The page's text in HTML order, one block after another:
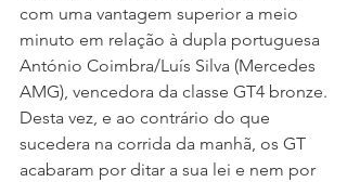
com uma vantagem superior a meio
minuto em relação à dupla portuguesa
António Coimbra/Luís Silva (Mercedes
AMG), vencedora da classe GT4 bronze.
Desta vez, e ao contrário do que
sucedera na corrida da manhã, os GT
acabaram por ditar a sua lei e nem por